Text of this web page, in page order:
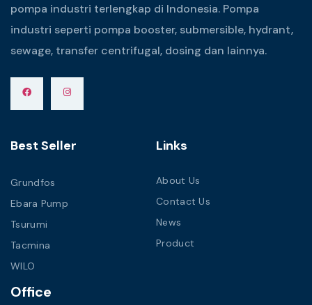
pompa industri terlengkap di Indonesia. Pompa
industri seperti pompa booster, submersible, hydrant,
sewage, transfer centrifugal, dosing dan lainnya.
Best Seller
Grundfos
Ebara Pump
Tsurumi
Tacmina
WILO
Links
About Us
Contact Us
News
Product
Office